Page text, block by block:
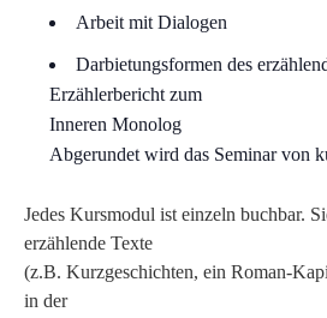
Arbeit mit Dialogen
Darbietungsformen des
Erzählerbericht zum
Inneren Monolog
Abgerundet wird das Seminar von
Jedes Kursmodul ist einzeln buchbar.
erzählende Texte
(z.B. Kurzgeschichten, ein Roman-
in der